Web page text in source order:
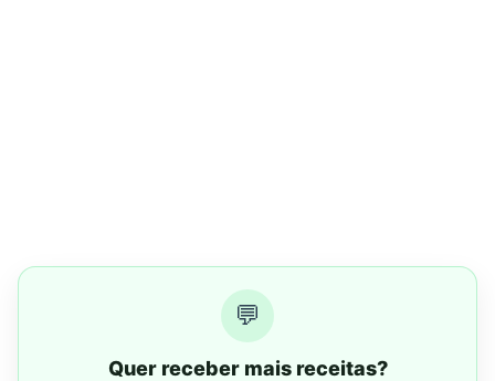
💬
Quer receber mais receitas?